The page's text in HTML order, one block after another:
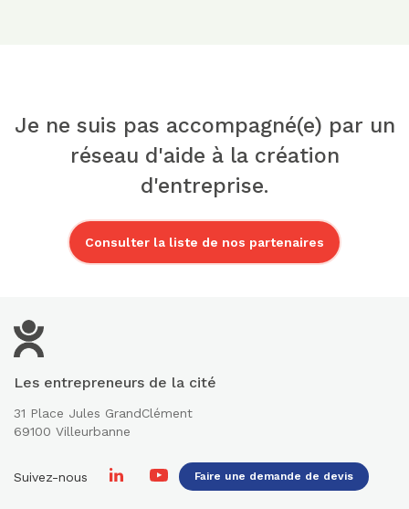
Je ne suis pas accompagné(e) par un
réseau d'aide à la création
d'entreprise.
Consulter la liste de nos partenaires
Les entrepreneurs de la cité
31 Place Jules GrandClément
69100 Villeurbanne
Suivez-nous Faire une demande de devis